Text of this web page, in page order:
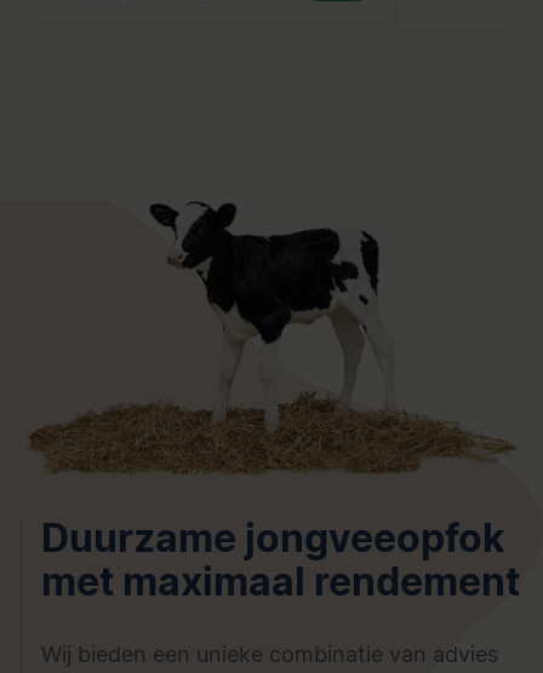
Duurzame jongveeopfok
met maximaal rendement
Wij bieden een unieke combinatie van advies